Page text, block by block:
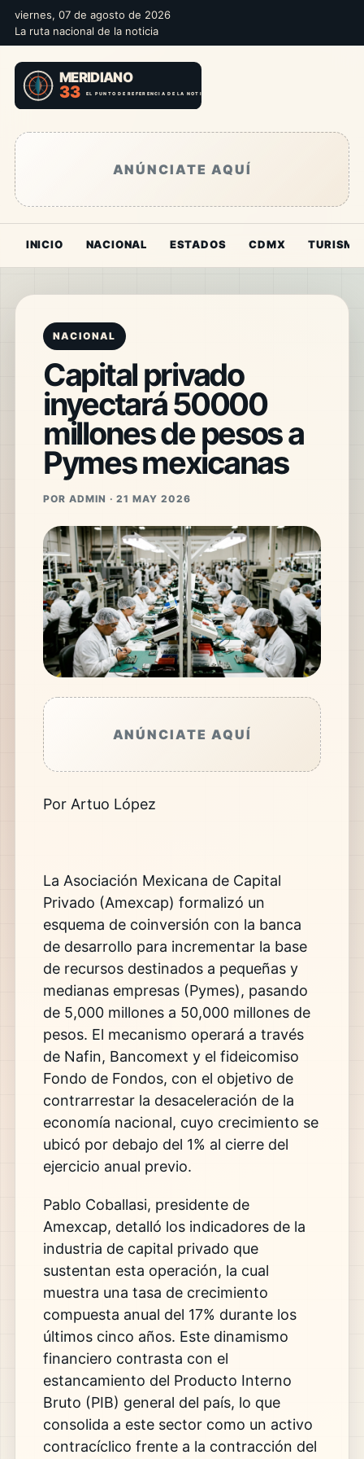
viernes, 07 de agosto de 2026
La ruta nacional de la noticia
ANÚNCIATE AQUÍ
INICIO NACIONAL ESTADOS CDMX TURISMO
NACIONAL
Capital privado
inyectará 50000
millones de pesos a
Pymes mexicanas
POR ADMIN · 21 MAY 2026
ANÚNCIATE AQUÍ
Por Artuo López
La Asociación Mexicana de Capital
Privado (Amexcap) formalizó un
esquema de coinversión con la banca
de desarrollo para incrementar la base
de recursos destinados a pequeñas y
medianas empresas (Pymes), pasando
de 5,000 millones a 50,000 millones de
pesos. El mecanismo operará a través
de Nafin, Bancomext y el fideicomiso
Fondo de Fondos, con el objetivo de
contrarrestar la desaceleración de la
economía nacional, cuyo crecimiento se
ubicó por debajo del 1% al cierre del
ejercicio anual previo.
Pablo Coballasi, presidente de
Amexcap, detalló los indicadores de la
industria de capital privado que
sustentan esta operación, la cual
muestra una tasa de crecimiento
compuesta anual del 17% durante los
últimos cinco años. Este dinamismo
financiero contrasta con el
estancamiento del Producto Interno
Bruto (PIB) general del país, lo que
consolida a este sector como un activo
contracíclico frente a la contracción del